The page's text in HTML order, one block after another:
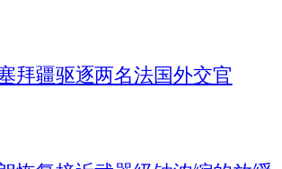
拜疆驱逐两名法国外交官